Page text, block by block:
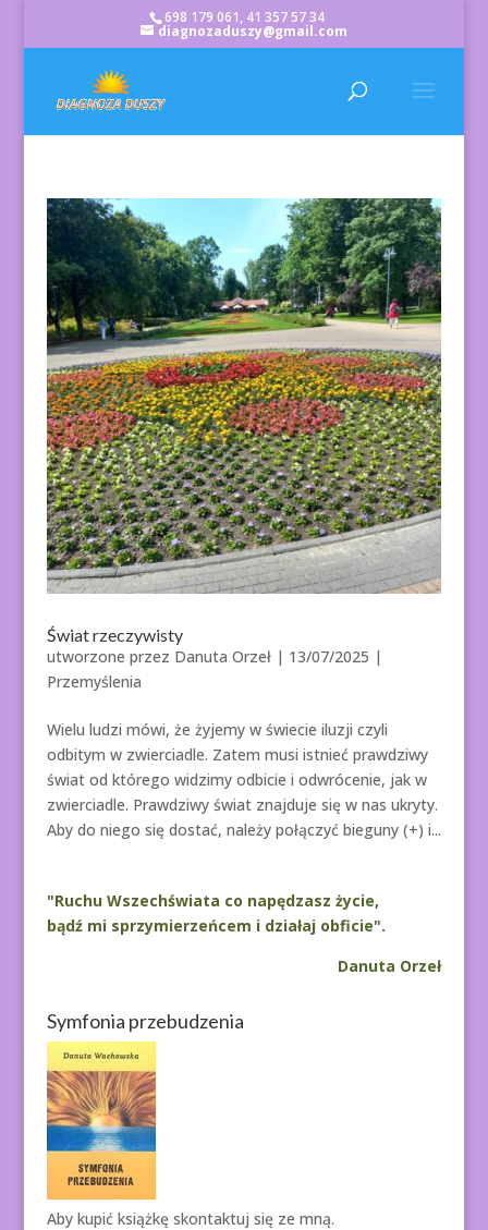
698 179 061, 41 357 57 34
diagnozaduszy@gmail.com
Świat rzeczywisty
utworzone przez Danuta Orzeł| 13/07/2025 |
Przemyślenia
Wielu ludzi mówi, że żyjemy w świecie iluzji czyli
odbitym w zwierciadle. Zatem musi istnieć prawdziwy
świat od którego widzimy odbicie i odwrócenie, jak w
zwierciadle. Prawdziwy świat znajduje się w nas ukryty.
Aby do niego się dostać, należy połączyć bieguny (+) i...
"Ruchu Wszechświata co napędzasz życie,
bądź mi sprzymierzeńcem i działaj obficie".
Danuta Orzeł
Symfonia przebudzenia
Aby kupić książkę skontaktuj się ze mną.